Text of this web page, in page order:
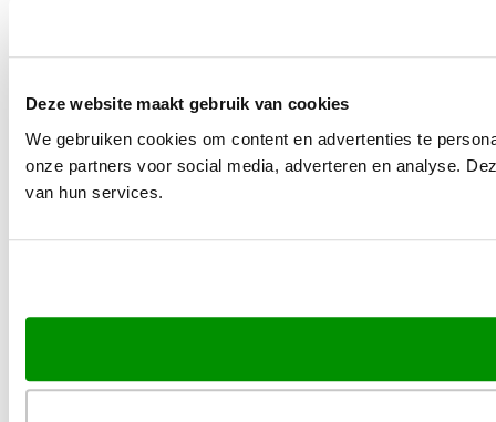
Deze website maakt gebruik van cookies
We gebruiken cookies om content en advertenties te
onze partners voor social media, adverteren en analyse.
van hun services.